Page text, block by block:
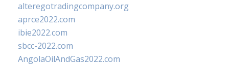
alteregotradingcompany.org
aprce2022.com
ibie2022.com
sbcc-2022.com
AngolaOilAndGas2022.com